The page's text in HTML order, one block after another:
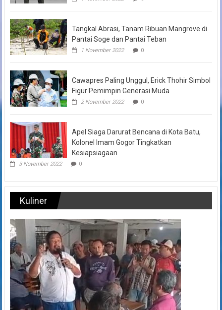
Tangkal Abrasi, Tanam Ribuan Mangrove di
Pantai Soge dan Pantai Teban
1 November 2022 0
Cawapres Paling Unggul, Erick Thohir Simbol
Figur Pemimpin Generasi Muda
2 November 2022 0
Apel Siaga Darurat Bencana di Kota Batu,
Kolonel Imam Gogor Tingkatkan
Kesiapsiagaan
3 November 2022 0
Kuliner